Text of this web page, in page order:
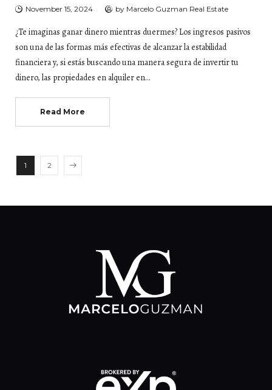
November 15, 2024 by Marcelo Guzman Real Estate
¿Te imaginas ganar dinero mientras duermes? Los ingresos pasivos
son una de las formas más efectivas de alcanzar la estabilidad
financiera y, si estás buscando una manera segura de invertir tu
dinero, las propiedades en alquiler en…
Read More
1 2